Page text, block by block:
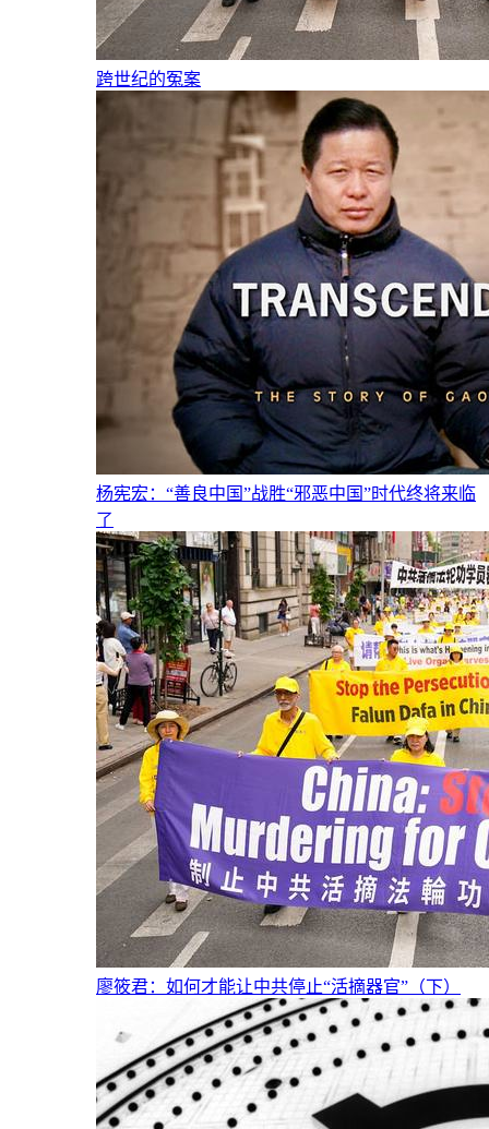
跨世纪的冤案
杨宪宏：“善良中国”战胜“邪恶中国”时代终将来临
了
廖筱君：如何才能让中共停止“活摘器官”（下）